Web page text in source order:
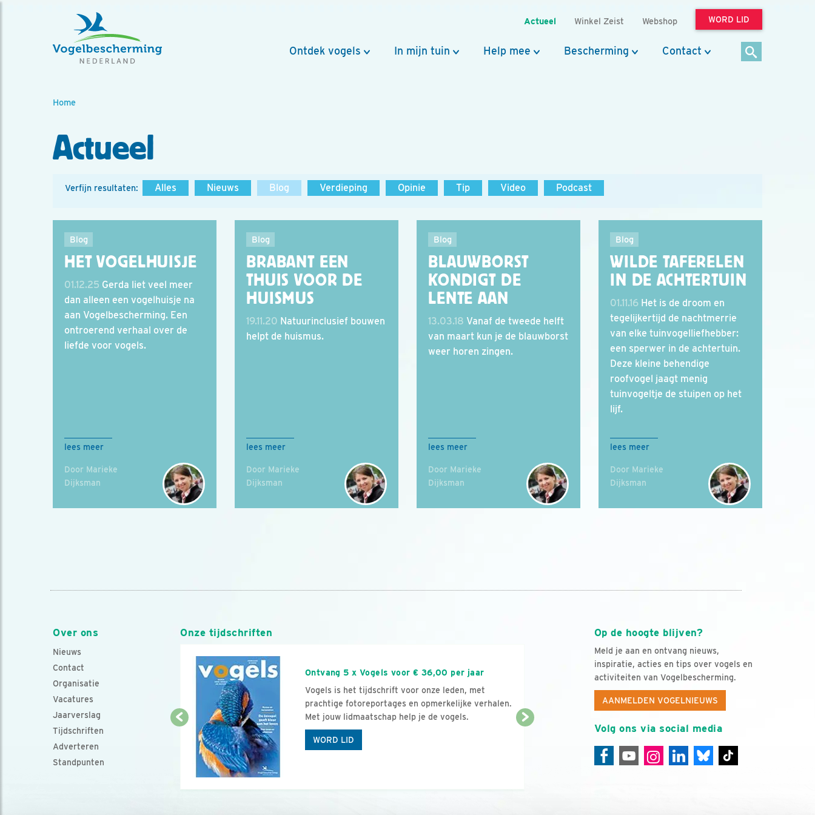
Actueel Winkel Zeist Webshop WORD LID
Ontdek vogels In mijn tuin Help mee Bescherming Contact
Home
Actueel
Verfijn resultaten: Alles Nieuws Blog Verdieping Opinie Tip Video Podcast
Blog
HET VOGELHUISJE
01.12.25 Gerda liet veel meer
dan alleen een vogelhuisje na
aan Vogelbescherming. Een
ontroerend verhaal over de
liefde voor vogels.
lees meer
Door Marieke
Dijksman
Blog
BRABANT EEN
THUIS VOOR DE
HUISMUS
19.11.20 Natuurinclusief bouwen
helpt de huismus.
lees meer
Door Marieke
Dijksman
Blog
BLAUWBORST
KONDIGT DE
LENTE AAN
13.03.18 Vanaf de tweede helft
van maart kun je de blauwborst
weer horen zingen.
lees meer
Door Marieke
Dijksman
Blog
WILDE TAFERELEN
IN DE ACHTERTUIN
01.11.16 Het is de droom en
tegelijkertijd de nachtmerrie
van elke tuinvogelliefhebber:
een sperwer in de achtertuin.
Deze kleine behendige
roofvogel jaagt menig
tuinvogeltje de stuipen op het
lijf.
lees meer
Door Marieke
Dijksman
Over ons
Nieuws
Contact
Organisatie
Vacatures
Jaarverslag
Tijdschriften
Adverteren
Standpunten
Op de hoogte blijven?
Meld je aan en ontvang nieuws,
inspiratie, acties en tips over vogels en
activiteiten van Vogelbescherming.
AANMELDEN VOGELNIEUWS
Volg ons via social media
Onze tijdschriften
Ontvang 5 x Vogels voor € 36,00 per jaar
Vogels is het tijdschrift voor onze leden, met
prachtige fotoreportages en opmerkelijke verhalen.
Met jouw lidmaatschap help je de vogels.
WORD LID